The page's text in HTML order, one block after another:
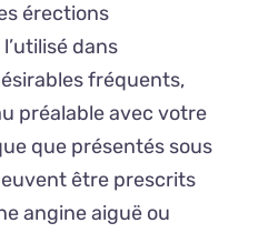
érections
dans
fréquents,
préalable avec votre
que présentés sous
être prescrits
angine aiguë ou